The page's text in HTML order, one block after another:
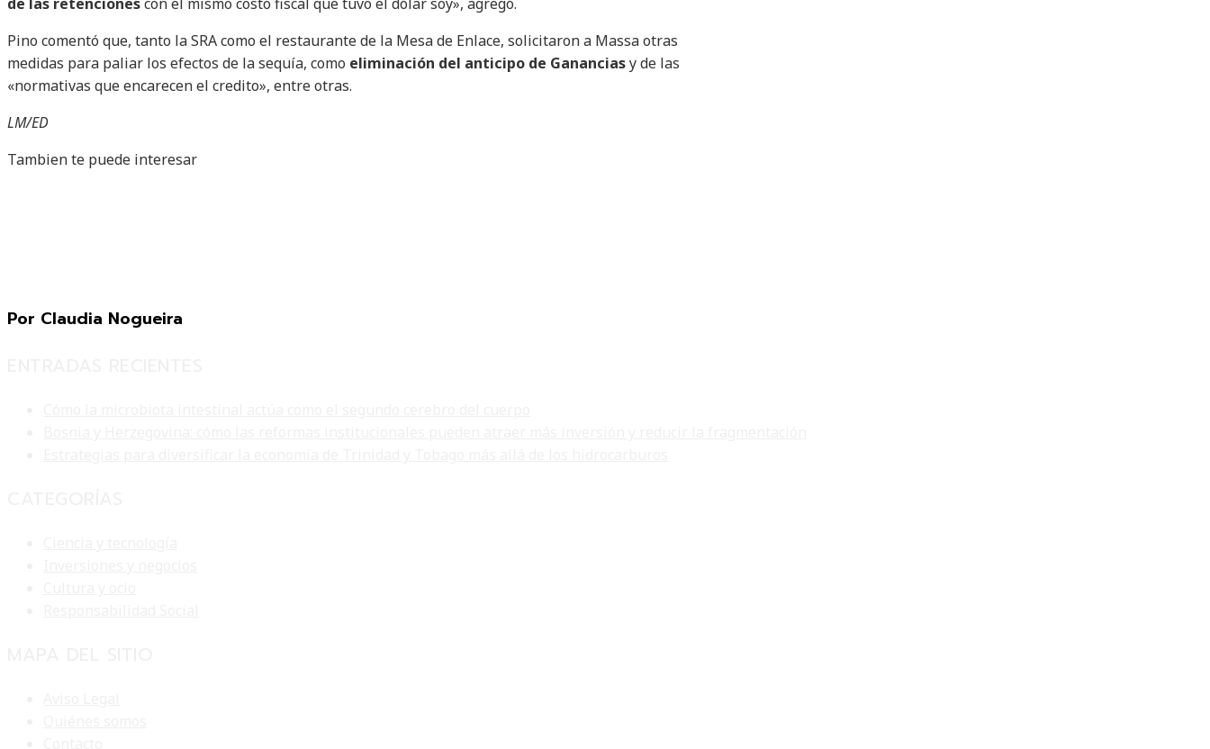
Pino comentó que, tanto la SRA como el restaurante de la Mesa de Enlace, solicitaron a Massa otras
medidas para paliar los efectos de la sequía, como eliminación del anticipo de Gananciasy de las
«normativas que encarecen el credito», entre otras.
LM/ED
Tambien te puede interesar
Por Claudia Nogueira